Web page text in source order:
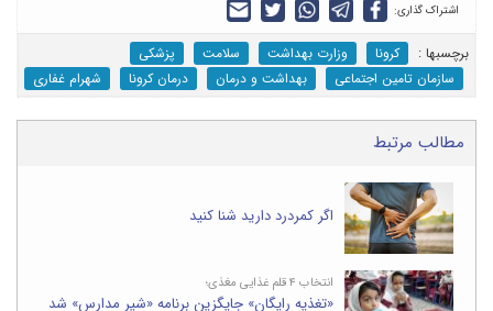
اشتراک گذاری:
برچسب‎ها : کرونا وزارت بهداشت سلامت
پزشکی
سازمان تامین اجتماعی
بهداشت و درمان درمان کرونا شهرام غفاری
مطالب مرتبط
اگر کمردرد دارید شنا کنید
انتخاب ۴ قلم غذایی مغذی؛
«تغذیه رایگان» جایگزین برنامه «شیر مدارس» شد